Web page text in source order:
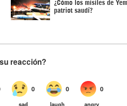
¿Cómo los misiles de
patriot saudí?